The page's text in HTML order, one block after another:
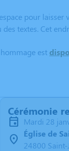
pour
textes. Cet
est
Cérémonie
mardi 28
Église de
24800